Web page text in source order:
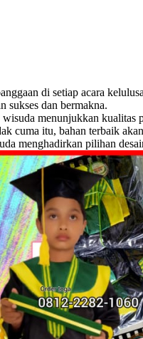
di setiap acara
sukses dan bermakna.
menunjukkan
cuma itu, bahan terbaik
menghadirkan pilihan